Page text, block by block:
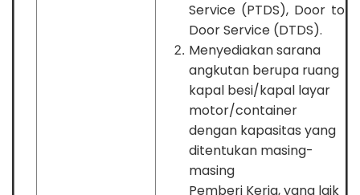
Service (PTDS), Door to
Door Service (DTDS).
Menyediakan sarana
angkutan berupa ruang
kapal besi/kapal layar
motor/container
dengan kapasitas yang
ditentukan masing-
masing
Pemberi Kerja, yang laik